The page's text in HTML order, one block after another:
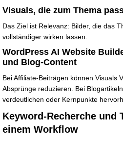
Visuals, die zum Thema
Das Ziel ist Relevanz: Bilder, die das
vollständiger wirken lassen.
WordPress AI Website
und Blog-Content
Bei Affiliate-Beiträgen können Visuals
Absprünge reduzieren. Bei
verdeutlichen oder Kernpunkte
Keyword-Recherche und
einem Workflow